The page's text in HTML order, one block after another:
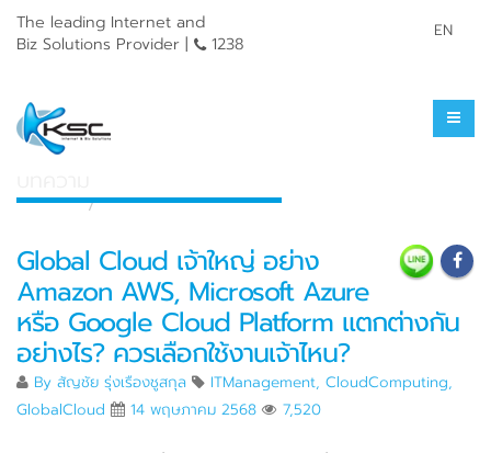
The leading Internet and
Biz Solutions Provider |
1238
EN
ศูนย์รวมความรู้
หน้าแรก ศูนย์รวมความรู้
Global Cloud เจ้าใหญ่ อย่าง
Amazon AWS, Microsoft Azure
หรือ Google Cloud Platform แตกต่างกัน
อย่างไร? ควรเลือกใช้งานเจ้าไหน?
By สัญชัย รุ่งเรืองชูสกุล ITManagement, CloudComputing,
GlobalCloud
14 พฤษภาคม 2568 7,520